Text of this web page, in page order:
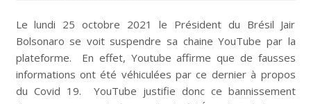
Le lundi 25 octobre 2021 le Président du Brésil Jair
Bolsonaro se voit suspendre sa chaine YouTube par la
plateforme. En effet, Youtube affirme que de fausses
informations ont été véhiculées par ce dernier à propos
du Covid 19. YouTube justifie donc ce bannissement